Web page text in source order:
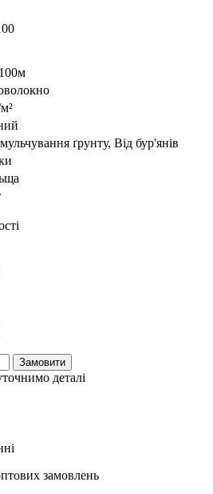
ґрунту, Від бур'янів
Замовити
деталі
замовлень